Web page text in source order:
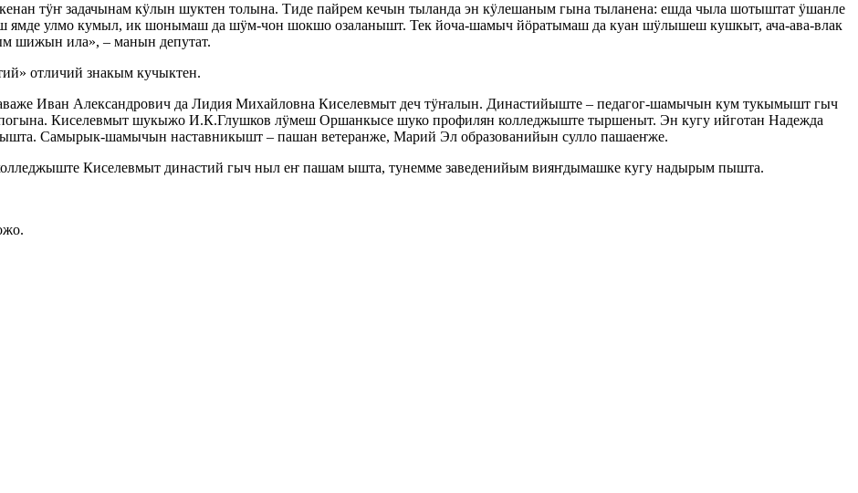
тӱҥ задачынам кӱлын шуктен толына. Тиде пайрем кечын тыланда эн кӱлешаным гына тыланена: ешда чыла шотыштат ӱшанле
ямде улмо кумыл, ик шонымаш да шӱм-чон шокшо озаланышт. Тек йоча-шамыч йӧратымаш да куан шӱлышеш кушкыт, ача-ава-влак
шижын ила», – манын депутат.
отличий знакым кучыктен.
Иван Александрович да Лидия Михайловна Киселевмыт деч тӱҥалын. Династийыште – педагог-шамычын кум тукымышт гыч
Киселевмыт шукыжо И.К.Глушков лӱмеш Оршанкысе шуко профилян колледжыште тыршеныт. Эн кугу ийготан Надежда
Самырык-шамычын наставникышт – пашан ветеранже, Марий Эл образованийын сулло пашаеҥже.
Киселевмыт династий гыч ныл еҥ пашам ышта, тунемме заведенийым вияҥдымашке кугу надырым пышта.